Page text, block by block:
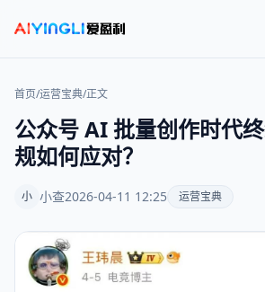
首页/运营宝典/正文
公众号 AI 批量创作时代
规如何应对？
小 小查2026-04-11 12:25 运营宝典